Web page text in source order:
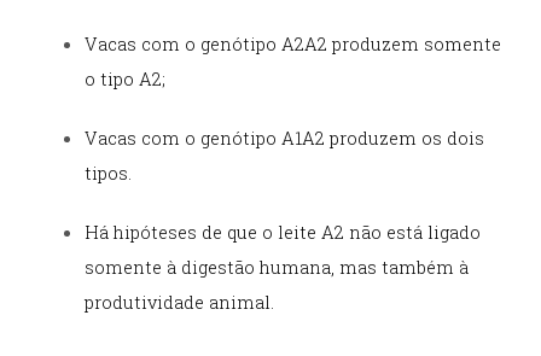
Vacas com o genótipo A2A2 produzem somente
o tipo A2;
Vacas com o genótipo A1A2 produzem os dois
tipos.
Há hipóteses de que o leite A2 não está ligado
somente à digestão humana, mas também à
produtividade animal.